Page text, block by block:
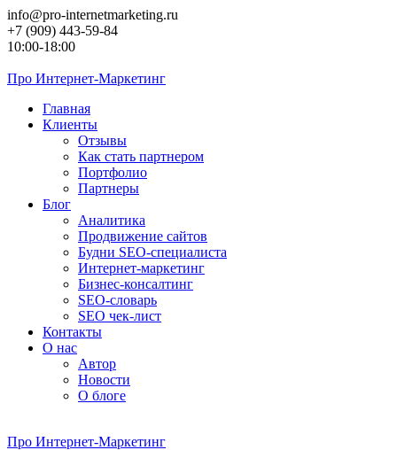
Перейти
к
контенту
info@pro-internetmarketing.ru
+7 (909) 443-59-84
10:00-18:00
Про Интернет-Маркетинг
Главная
Клиенты
Отзывы
Как стать партнером
Портфолио
Партнеры
Блог
Аналитика
Продвижение сайтов
Будни SEO-специалиста
Интернет-маркетинг
Бизнес-консалтинг
SEO-словарь
SEO чек-лист
Контакты
О нас
Автор
Новости
О блоге
Про Интернет-Маркетинг